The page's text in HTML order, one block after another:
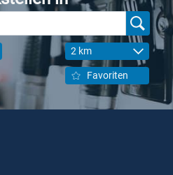
2 km
Favoriten